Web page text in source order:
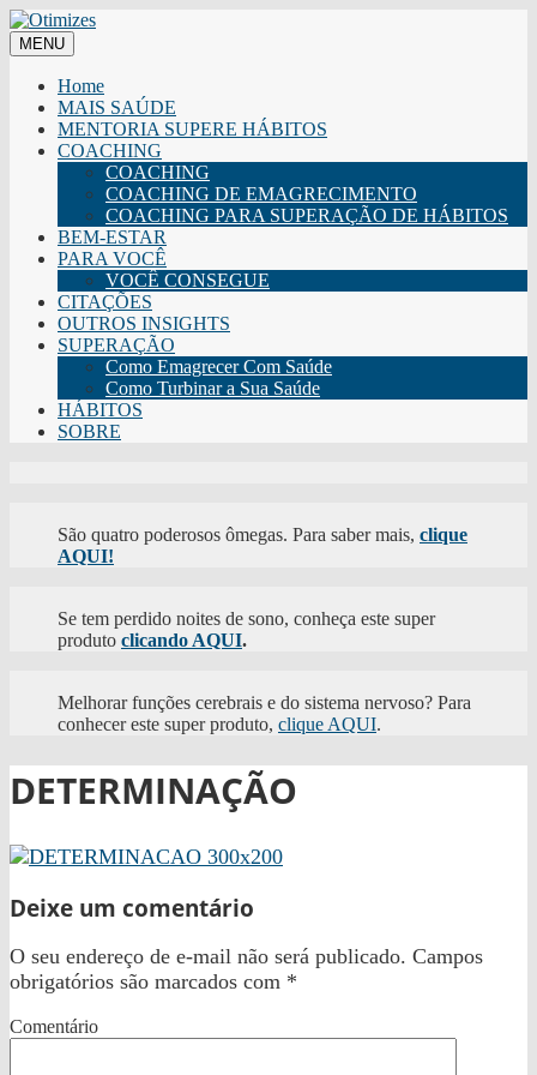
MENU
Home
MAIS SAÚDE
MENTORIA SUPERE HÁBITOS
COACHING
COACHING
COACHING DE EMAGRECIMENTO
COACHING PARA SUPERAÇÃO DE HÁBITOS
BEM-ESTAR
PARA VOCÊ
VOCÊ CONSEGUE
CITAÇÕES
OUTROS INSIGHTS
SUPERAÇÃO
Como Emagrecer Com Saúde
Como Turbinar a Sua Saúde
HÁBITOS
SOBRE
São quatro poderosos ômegas. Para saber mais, clique
AQUI!
Se tem perdido noites de sono, conheça este super
produto clicando AQUI.
Melhorar funções cerebrais e do sistema nervoso? Para
conhecer este super produto, clique AQUI.
DETERMINAÇÃO
Deixe um comentário
O seu endereço de e-mail não será publicado. Campos
obrigatórios são marcados com *
Comentário